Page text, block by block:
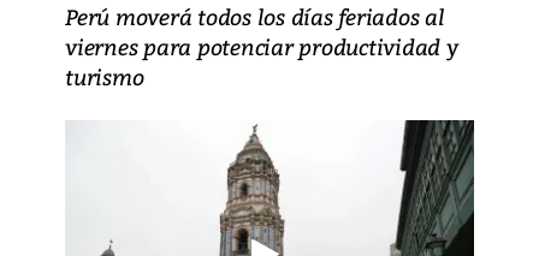
Perú moverá todos los días feriados al
viernes para potenciar productividad y
turismo